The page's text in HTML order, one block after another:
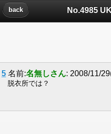
back
5 名前:名無しさん: 2008/11/
脱衣所では？